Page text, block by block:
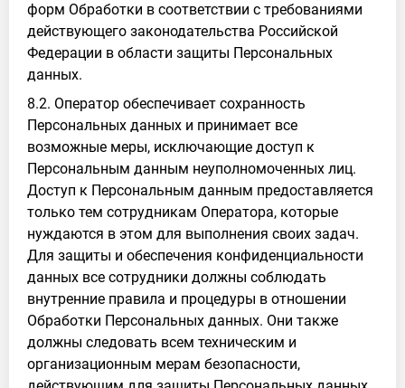
форм Обработки в соответствии с требованиями
действующего законодательства Российской
Федерации в области защиты Персональных
данных.
8.2. Оператор обеспечивает сохранность
Персональных данных и принимает все
возможные меры, исключающие доступ к
Персональным данным неуполномоченных лиц.
Доступ к Персональным данным предоставляется
только тем сотрудникам Оператора, которые
нуждаются в этом для выполнения своих задач.
Для защиты и обеспечения конфиденциальности
данных все сотрудники должны соблюдать
внутренние правила и процедуры в отношении
Обработки Персональных данных. Они также
должны следовать всем техническим и
организационным мерам безопасности,